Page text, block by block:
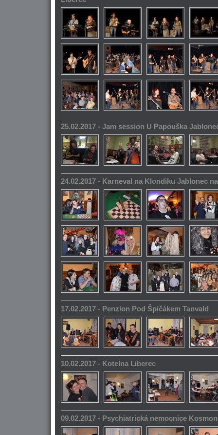
25.02.2017 - Jam session U Papouška
24.02.2017 - Karneval na Klondiku Jablonec
17.02.2017 - Penzion Pod Špičákem Tanvald
10.02.2017 - Kotelna Liberec
09.02.2017 - Psychiatrická nemocnice